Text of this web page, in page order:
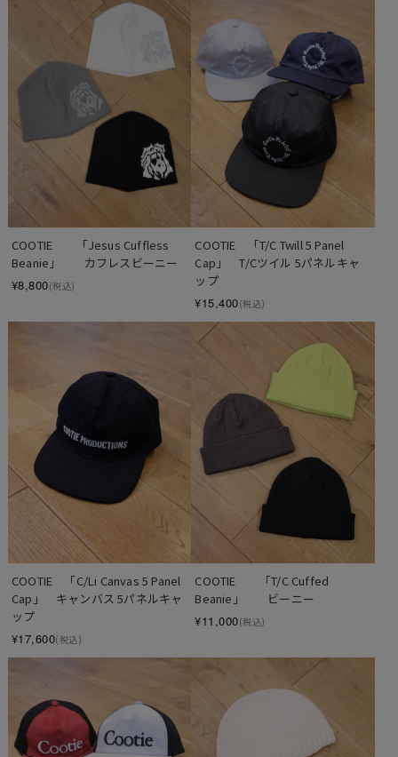
COOTIE　　「Jesus Cuffless
Beanie」　　カフレスビーニー
¥8,800(税込)
COOTIE　「T/C Twill 5 Panel
Cap」　T/Cツイル 5パネルキャ
ップ
¥15,400(税込)
COOTIE　「C/Li Canvas 5 Panel
Cap」　キャンバス 5パネルキャ
ップ
¥17,600(税込)
COOTIE　　「T/C Cuffed
Beanie」　　ビーニー
¥11,000(税込)